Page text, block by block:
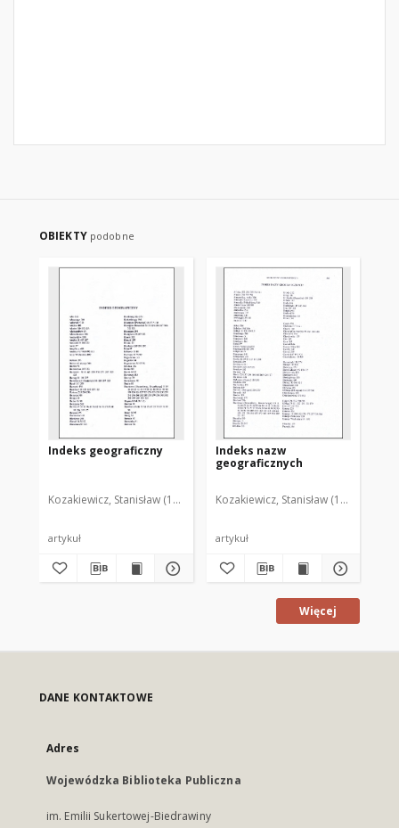
OBIEKTY podobne
Indeks geograficzny
Kozakiewicz, Stanisław (1950- )
artykuł
Indeks nazw
geograficznych
Kozakiewicz, Stanisław (1950- )
artykuł
Więcej
DANE KONTAKTOWE
Adres
Wojewódzka Biblioteka Publiczna
im. Emilii Sukertowej-Biedrawiny